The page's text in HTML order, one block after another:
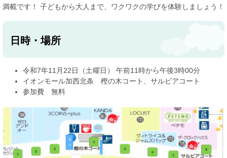
満載です！ 子どもから大人まで、ワクワクの学びを体験しましょう！
日時・場所
令和7年11月22日（土曜日） 午前11時から午後3時00分
イオンモール加西北条 樫の木コート、サルビアコート
参加費 無料